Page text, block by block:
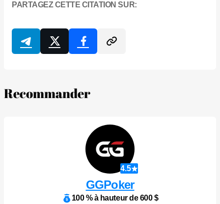
PARTAGEZ CETTE CITATION SUR:
Recommander
4.5
GGPoker
100 % à hauteur de 600 $